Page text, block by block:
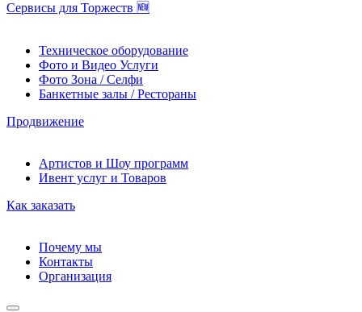
Сервисы для Торжеств 🆕
Техническое оборудование
Фото и Видео Услуги
Фото Зона / Селфи
Банкетные залы / Рестораны
Продвижение
Артистов и Шоу программ
Ивент услуг и Товаров
Как заказать
Почему мы
Контакты
Организация